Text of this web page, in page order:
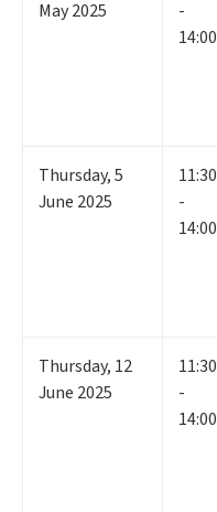
May 2025
-
14:00
Thursday,5
June 2025
11:30
-
14:00
Thursday, 12
June 2025
11:30
-
14:00